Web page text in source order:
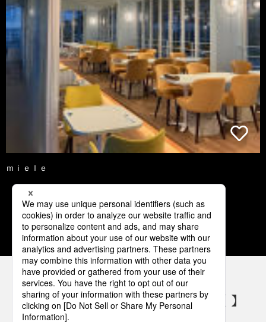
ｍｉｅｌｅ
1 2 3 4 5
パナソニックの電気設備 SNSアカウント